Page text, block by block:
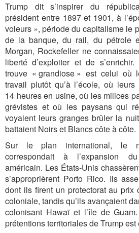
Trump dit s’inspirer du
président entre 1897 et 1901, à
voleurs », période du capitalisme le
de la banque, du rail, du pétrole
Morgan, Rockefeller ne
liberté d’exploiter et de
trouve « grandiose » est celui où
travail plutôt qu’à l’école, où
14 heures en usine, où les milices
grévistes et où les paysans qui
voyaient leurs granges brûler la
battaient Noirs et Blancs côte à côte.
Sur le plan international, le
correspondait à l’expansion
américain. Les États-Unis
s’approprièrent Porto Rico. Ils
dont ils firent un protectorat au prix
coloniale, tandis qu’ils avançaient
colonisant Hawaï et l’île de
prétentions territoriales de Trump est